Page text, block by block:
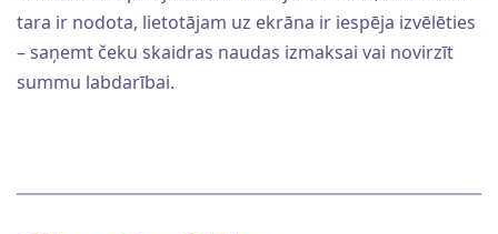
tara ir nodota, lietotājam uz ekrāna ir iespēja izvēlēties
– saņemt čeku skaidras naudas izmaksai vai novirzīt
summu labdarībai.